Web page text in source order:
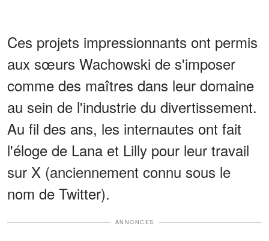
Ces projets impressionnants ont permis
aux sœurs Wachowski de s'imposer
comme des maîtres dans leur domaine
au sein de l'industrie du divertissement.
Au fil des ans, les internautes ont fait
l'éloge de Lana et Lilly pour leur travail
sur X (anciennement connu sous le
nom de Twitter).
ANNONCES